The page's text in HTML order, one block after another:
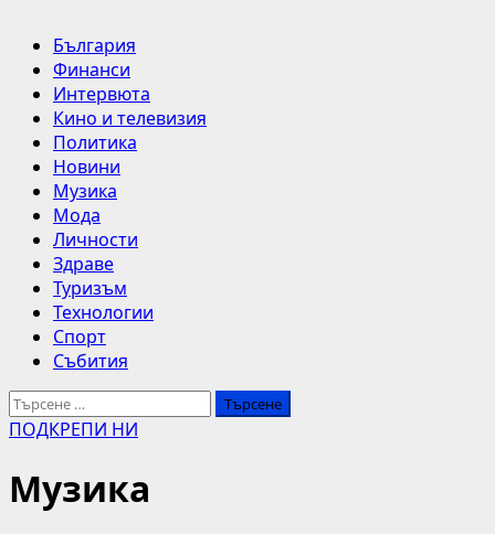
Primary
Menu
България
Финанси
Интервюта
Кино и телевизия
Политика
Новини
Музика
Мода
Личности
Здраве
Туризъм
Технологии
Спорт
Събития
Търсене
за:
ПОДКРЕПИ НИ
Музика